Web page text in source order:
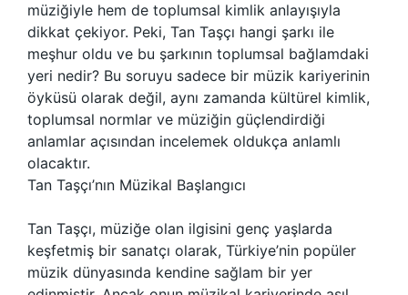
müziğiyle hem de toplumsal kimlik anlayışıyla
dikkat çekiyor. Peki, Tan Taşçı hangi şarkı ile
meşhur oldu ve bu şarkının toplumsal bağlamdaki
yeri nedir? Bu soruyu sadece bir müzik kariyerinin
öyküsü olarak değil, aynı zamanda kültürel kimlik,
toplumsal normlar ve müziğin güçlendirdiği
anlamlar açısından incelemek oldukça anlamlı
olacaktır.
Tan Taşçı’nın Müzikal Başlangıcı
Tan Taşçı, müziğe olan ilgisini genç yaşlarda
keşfetmiş bir sanatçı olarak, Türkiye’nin popüler
müzik dünyasında kendine sağlam bir yer